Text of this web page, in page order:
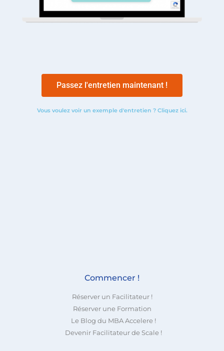
Passez l'entretien maintenant !
Vous voulez voir un exemple d'entretien ? Cliquez ici.
Commencer !
Réserver un Facilitateur !
Réserver une Formation
Le Blog du MBA Accelere !
Devenir Facilitateur de Scale !